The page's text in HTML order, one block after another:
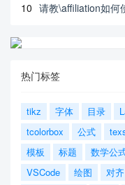
10 请教\affiliation如何
热门标签
tikz 字体 目录
tcolorbox
公式
模板
标题 数学公
VSCode
绘图 对齐